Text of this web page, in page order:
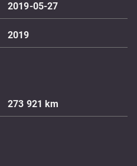
2019-05-27
2019
273 921km